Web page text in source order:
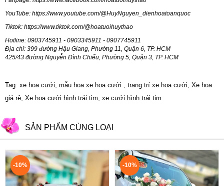
YouTube: https://www.youtube.com/@HuyNguyen_dienhoatoanquoc
Tiktok: https://www.tiktok.com/@hoatuoihuythao
Hotline: 0903745911 - 0903345911 - 0907745911
Địa chỉ: 399 đường Hậu Giang, Phường 11, Quận 6, TP. HCM
425/43 đường Nguyễn Đình Chiểu, Phường 5, Quận 3, TP. HCM
Tag: xe hoa cưới, mẫu hoa xe hoa cưới , trang trí xe hoa cưới, Xe hoa
giá rẻ, Xe hoa cưới hình trái tim, xe cưới hình trái tim
SẢN PHẨM CÙNG LOẠI
-10% -10%